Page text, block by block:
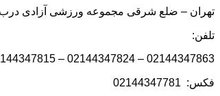
تهران – ضلع شرقی مجموعه ورزشی آزادی درب
تلفن:
02144347863 – 02144347824 – 02144347815
فکس: 02144347781